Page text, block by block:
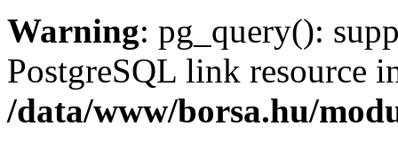
Warning: pg_query():
PostgreSQL link resource
/data/www/borsa.hu/